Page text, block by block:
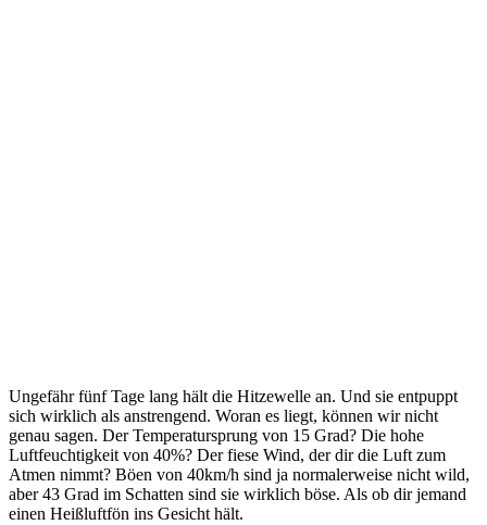
Ungefähr fünf Tage lang hält die Hitzewelle an. Und sie entpuppt
sich wirklich als anstrengend. Woran es liegt, können wir nicht
genau sagen. Der Temperatursprung von 15 Grad? Die hohe
Luftfeuchtigkeit von 40%? Der fiese Wind, der dir die Luft zum
Atmen nimmt? Böen von 40km/h sind ja normalerweise nicht wild,
aber 43 Grad im Schatten sind sie wirklich böse. Als ob dir jemand
einen Heißluftfön ins Gesicht hält.